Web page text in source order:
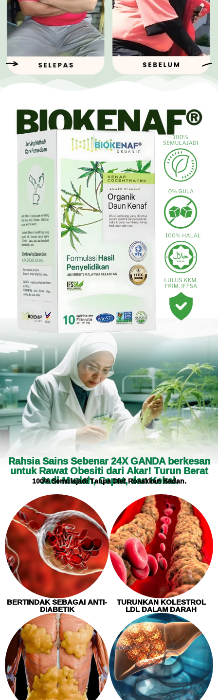
Rahsia Sains Sebenar 24X GANDA berkesan
untuk Rawat Obesiti dari Akar! Turun Berat
Jadi Mudah, Cepat, dan Kekal.
100% Semulajadi Tanpa Diet Rosakkan Badan.
BERTINDAK SEBAGAI ANTI-
DIABETIK
TURUNKAN KOLESTROL
LDL DALAM DARAH